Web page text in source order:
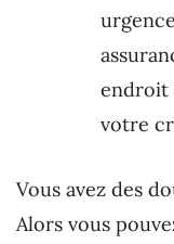
endroit
votre
Vous avez des
Alors vous